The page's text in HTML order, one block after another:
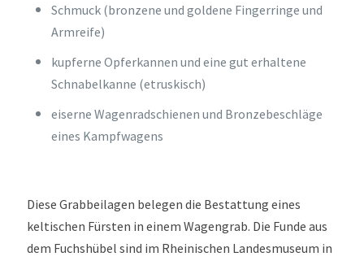
Schmuck (bronzene und goldene Fingerringe und
Armreife)
kupferne Opferkannen und eine gut erhaltene
Schnabelkanne (etruskisch)
eiserne Wagenradschienen und Bronzebeschläge
eines Kampfwagens
Diese Grabbeilagen belegen die Bestattung eines
keltischen Fürsten in einem Wagengrab. Die Funde aus
dem Fuchshübel sind im Rheinischen Landesmuseum in